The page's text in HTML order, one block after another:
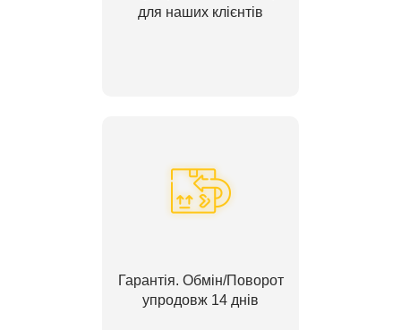
для наших клієнтів
Гарантія. Обмін/Поворот
упродовж 14 днів